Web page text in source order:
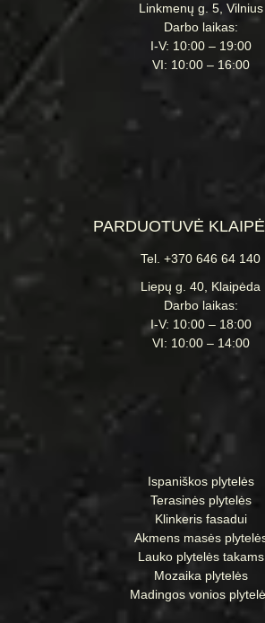
Linkmenų g. 5, Vilnius
Darbo laikas:
I-V: 10:00 – 19:00
VI: 10:00 – 16:00
PARDUOTUVĖ
Tel. +370 646 64 140
Liepų g. 40, Klaipėda
Darbo laikas:
I-V: 10:00 – 18:00
VI: 10:00 – 14:00
Ispaniškos plytelės
Terasinės plytelės
Klinkeris fasadui
Akmens masės
Lauko plytelės takams
Mozaika plytelės
Madingos vonios